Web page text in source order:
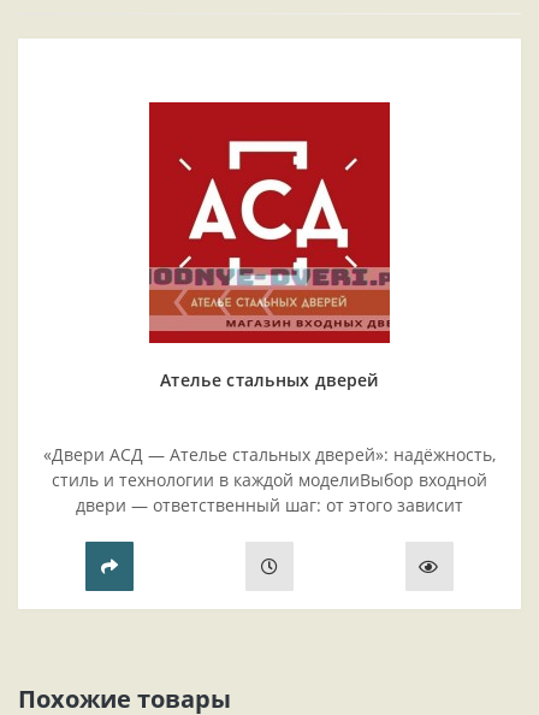
Ателье стальных дверей
«Двери АСД — Ателье стальных дверей»: надёжность,
стиль и технологии в каждой моделиВыбор входной
двери — ответственный шаг: от этого зависит
прихожей..
Похожие товары